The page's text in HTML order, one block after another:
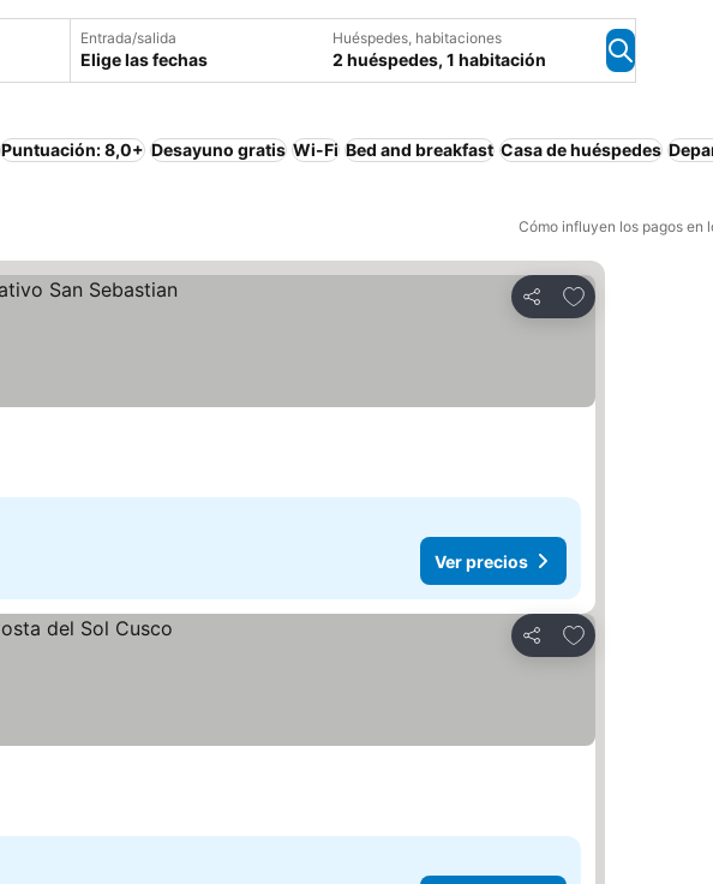
Entrada/salida
Elige las fechas
Huéspedes, habitaciones
2 huéspedes, 1 habitación
Puntuación: 8,0+ Desayuno gratis Wi-Fi Bed and breakfast Casa de huéspedes
Cómo influyen los pagos en
Compartir
Añadir a favoritos
Ver precios
Compartir
Añadir a favoritos